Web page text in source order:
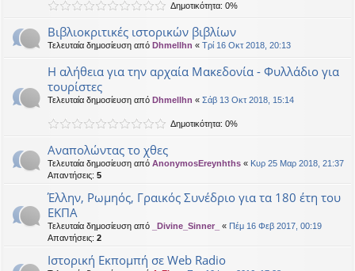
Δημοτικότητα: 0%
Βιβλιοκριτικές ιστορικών βιβλίων
Τελευταία δημοσίευση από Dhmellhn « Τρί 16 Οκτ 2018, 20:13
Η αλήθεια για την αρχαία Μακεδονία - Φυλλάδιο για
τουρίστες
Τελευταία δημοσίευση από Dhmellhn « Σάβ 13 Οκτ 2018, 15:14
Δημοτικότητα: 0%
Αναπολώντας το χθες
Τελευταία δημοσίευση από AnonymosEreynhths « Κυρ 25 Μαρ 2018, 21:37
Απαντήσεις: 5
Έλλην, Ρωμηός, Γραικός Συνέδριο για τα 180 έτη του
ΕΚΠΑ
Τελευταία δημοσίευση από _Divine_Sinner_ « Πέμ 16 Φεβ 2017, 00:19
Απαντήσεις: 2
Ιστορική Εκπομπή σε Web Radio